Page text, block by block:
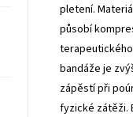
pletení.
působí
bandáže je
zápěstí při
fyzické zátěži.